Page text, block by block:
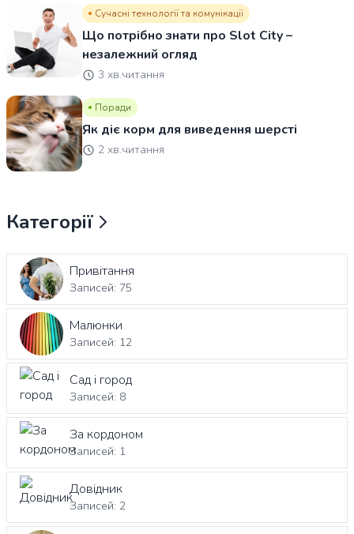
Сучасні технології та комунікації
Що потрібно знати про Slot City –
незалежний огляд
3 хв.читання
Поради
Як діє корм для виведення шерсті
2 хв.читання
Категорії
Привітання
Записей: 75
Малюнки
Записей: 12
Сад і город
Записей: 8
За кордоном
Записей: 1
Довідник
Записей: 2